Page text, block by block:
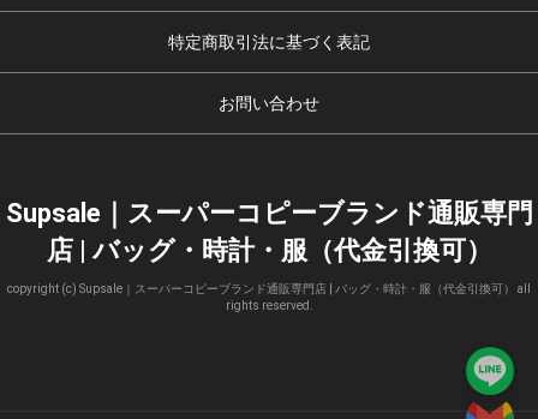
特定商取引法に基づく表記
お問い合わせ
Supsale｜スーパーコピーブランド通販専門
店 | バッグ・時計・服（代金引換可）
copyright (c) Supsale｜スーパーコピーブランド通販専門店 | バッグ・時計・服（代金引換可） all
rights reserved.